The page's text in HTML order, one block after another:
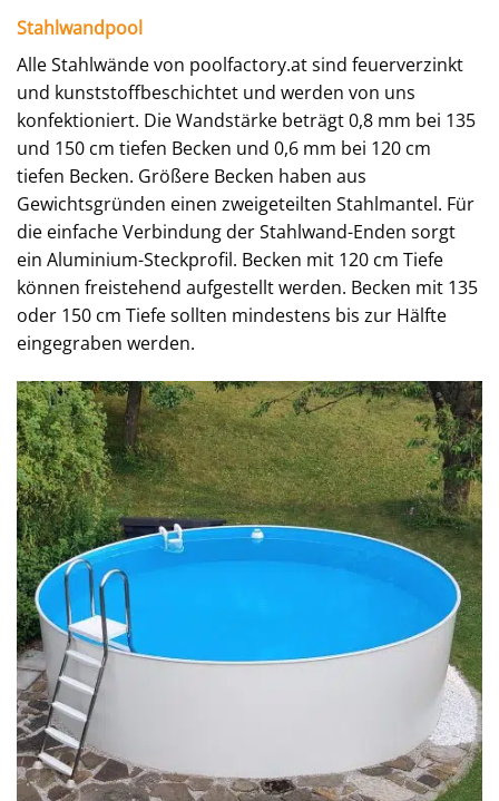
Stahlwandpool
Alle Stahlwände von poolfactory.at sind feuerverzinkt
und kunststoffbeschichtet und werden von uns
konfektioniert. Die Wandstärke beträgt 0,8 mm bei 135
und 150 cm tiefen Becken und 0,6 mm bei 120 cm
tiefen Becken. Größere Becken haben aus
Gewichtsgründen einen zweigeteilten Stahlmantel. Für
die einfache Verbindung der Stahlwand-Enden sorgt
ein Aluminium-Steckprofil. Becken mit 120 cm Tiefe
können freistehend aufgestellt werden. Becken mit 135
oder 150 cm Tiefe sollten mindestens bis zur Hälfte
eingegraben werden.